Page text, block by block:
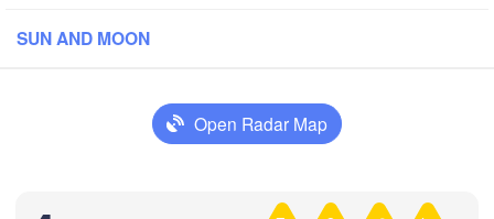
SUN AND MOON
Open Radar Map
Ярославль
Serkovo